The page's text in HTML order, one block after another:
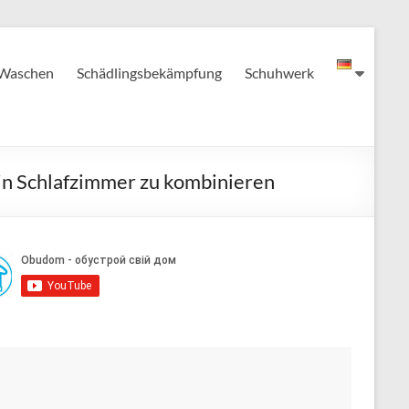
Schädlingsbekämpfung Schuhwerk
Schlafzimmer zu kombinieren